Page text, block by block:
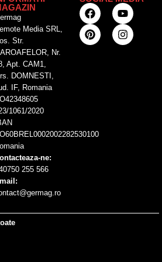
Media SRL,
Str.
Nr.
Apt. CAM1,
DOMNESTI,
IF, Romania
1061/2020
ne:
255 566